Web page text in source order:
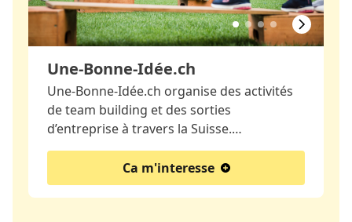
Une-Bonne-Idée.ch
Une-Bonne-Idée.ch organise des activités
de team building et des sorties
d’entreprise à travers la Suisse.…
Ca m'interesse